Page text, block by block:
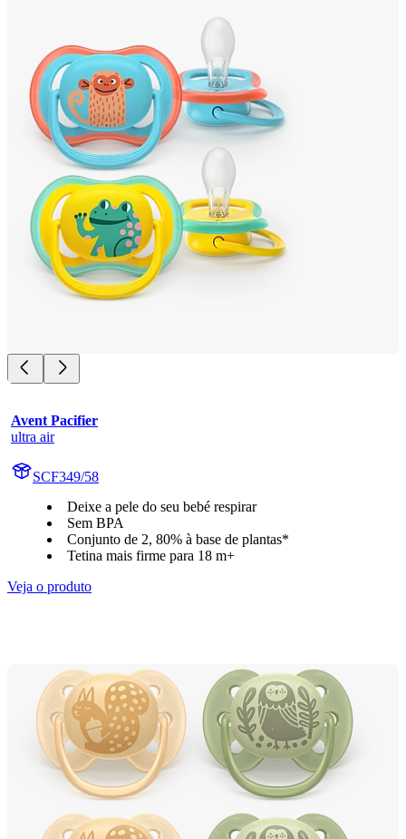
Avent Pacifier
ultra air
SCF349/58
Deixe a pele do seu bebé respirar
Sem BPA
Conjunto de 2, 80% à base de plantas*
Tetina mais firme para 18 m+
Veja o produto